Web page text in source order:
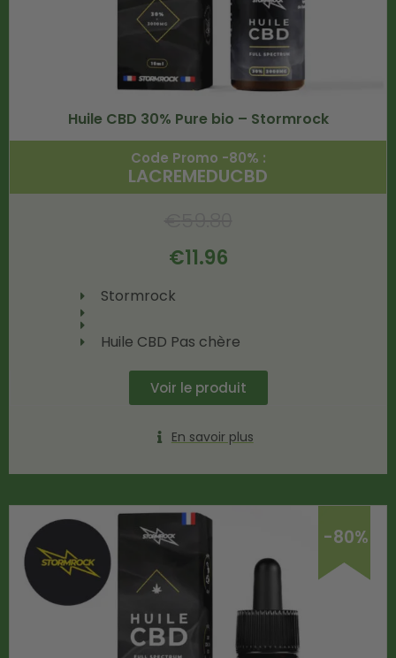
Huile CBD 30% Pure bio – Stormrock
Code Promo -80% :
LACREMEDUCBD
€11.96
Stormrock
Huile CBD Pas chère
Voir le produit
En savoir plus
-80%